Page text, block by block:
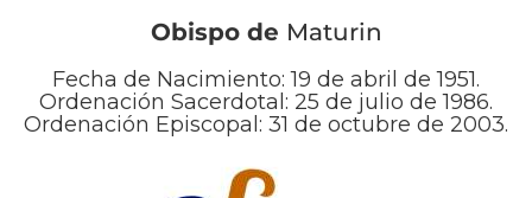
Obispo de Maturin
Fecha de Nacimiento: 19 de abril de 1951.
Ordenación Sacerdotal: 25 de julio de 1986.
Ordenación Episcopal: 31 de octubre de 2003.